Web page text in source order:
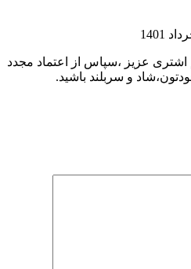
،سپاس از اعتماد مجدد
سربلند باشید.